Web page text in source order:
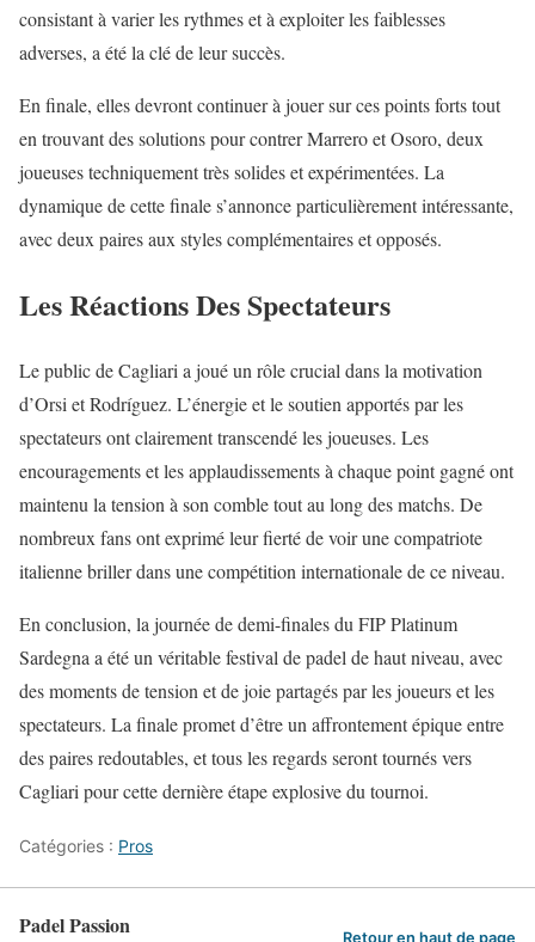
consistant à varier les rythmes et à exploiter les faiblesses
adverses, a été la clé de leur succès.
En finale, elles devront continuer à jouer sur ces points forts tout
en trouvant des solutions pour contrer Marrero et Osoro, deux
joueuses techniquement très solides et expérimentées. La
dynamique de cette finale s’annonce particulièrement intéressante,
avec deux paires aux styles complémentaires et opposés.
Les Réactions Des Spectateurs
Le public de Cagliari a joué un rôle crucial dans la motivation
d’Orsi et Rodríguez. L’énergie et le soutien apportés par les
spectateurs ont clairement transcendé les joueuses. Les
encouragements et les applaudissements à chaque point gagné ont
maintenu la tension à son comble tout au long des matchs. De
nombreux fans ont exprimé leur fierté de voir une compatriote
italienne briller dans une compétition internationale de ce niveau.
En conclusion, la journée de demi-finales du FIP Platinum
Sardegna a été un véritable festival de padel de haut niveau, avec
des moments de tension et de joie partagés par les joueurs et les
spectateurs. La finale promet d’être un affrontement épique entre
des paires redoutables, et tous les regards seront tournés vers
Cagliari pour cette dernière étape explosive du tournoi.
Catégories : Pros
Padel Passion Retour en haut de page